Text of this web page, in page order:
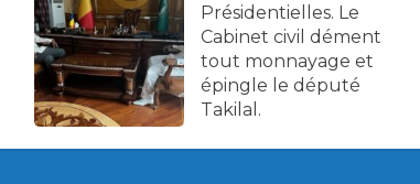
Présidentielles. Le
Cabinet civil dément
tout monnayage et
épingle le député
Takilal.